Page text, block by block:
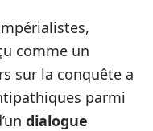
comme un
sur la conquête a
parmi
dialogue